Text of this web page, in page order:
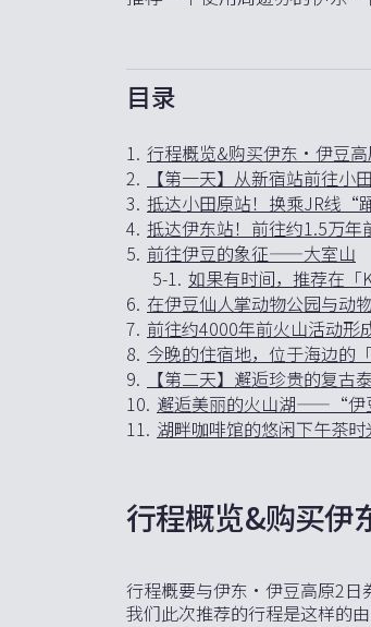
目录
1. 行程概览&购买伊东・伊豆
2.
【第一天】从新宿站前往小
3. 抵达小田原站！换乘JR线“
4. 抵达伊东站！前往约1.5万年
5. 前往伊豆的象征——大室山
5-1. 如果有时间，推荐在「
6. 在伊豆仙人掌动物公园与动
7. 前往约4000年前火山活动
8. 今晚的住宿地，位于海边的
9.
【第二天】邂逅珍贵的复
10. 邂逅美丽的火山湖——“伊
11. 湖畔咖啡馆的悠闲下午茶时
行程概览&购买伊
行程概要与伊东·伊豆高原2日
我们此次推荐的行程是这样的